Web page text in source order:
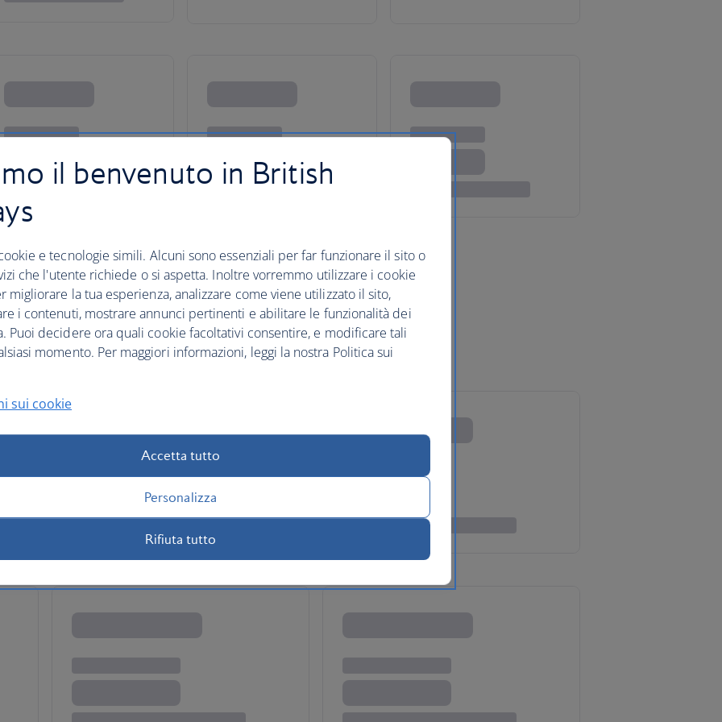
l'America del Nord
il benvenuto in British
e tecnologie simili. Alcuni sono essenziali per far funzionare il sito o
che l'utente richiede o si aspetta. Inoltre vorremmo utilizzare i cookie
migliorare la tua esperienza, analizzare come viene utilizzato il sito,
i contenuti, mostrare annunci pertinenti e abilitare le funzionalità dei
Puoi decidere ora quali cookie facoltativi consentire, e modificare tali
momento. Per maggiori informazioni, leggi la nostra Politica sui
sui cookie
Accetta tutto
Personalizza
Rifiuta tutto